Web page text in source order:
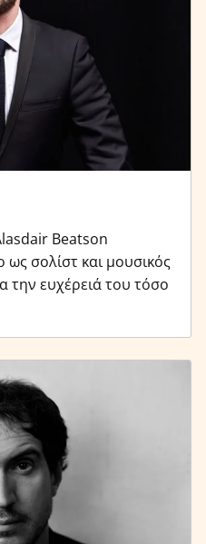
Beatson
ως σολίστ και μουσικός
την ευχέρειά του τόσο